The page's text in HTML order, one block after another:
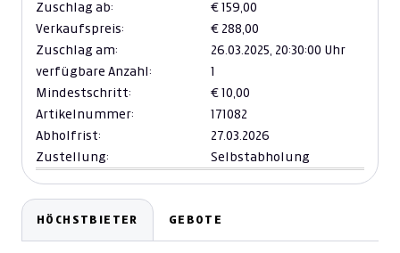
Zuschlag ab:
€ 159,00
Verkaufspreis:
€ 288,00
Zuschlag am:
26.03.2025, 20:30:00 Uhr
verfügbare Anzahl:
1
Mindestschritt:
€ 10,00
Artikelnummer:
171082
Abholfrist:
27.03.2026
Zustellung:
Selbstabholung
HÖCHSTBIETER GEBOTE